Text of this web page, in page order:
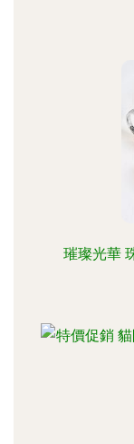
璀璨光華